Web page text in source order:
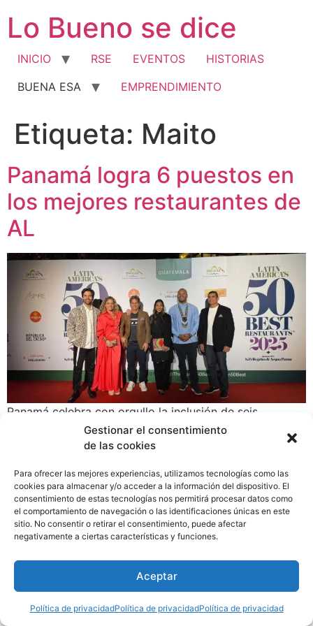
Gestionar el consentimiento
de las cookies
Para ofrecer las mejores experiencias, utilizamos tecnologías como las
cookies para almacenar y/o acceder a la información del dispositivo. El
consentimiento de estas tecnologías nos permitirá procesar datos como
el comportamiento de navegación o las identificaciones únicas en este
sitio. No consentir o retirar el consentimiento, puede afectar
negativamente a ciertas características y funciones.
Aceptar
Política de privacidadPolítica de privacidadPolítica de privacidad
contenido
Lo Bueno se dice
INICIO RSE EVENTOS
HISTORIAS
BUENA ESA
EMPRENDIMIENTO
Etiqueta: Maito
Panamá logra 6 puestos en
los mejores restaurantes de
AL
Panamá celebra con orgullo la inclusión de seis
restaurantes del patio en la prestigiosa lista de Latin
America’s 50 Best Restaurants 2025, un reconocimiento
la diversidad de sabores y la identidad culinaria del
país.